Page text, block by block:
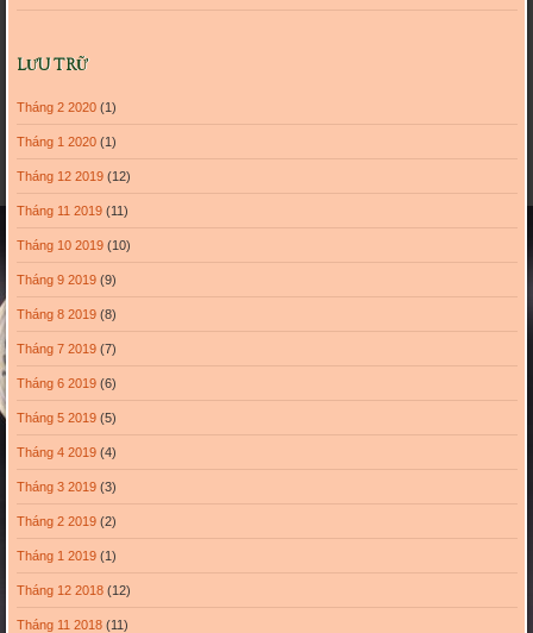
LƯU TRỮ
Tháng 2 2020(1)
Tháng 1 2020(1)
Tháng 12 2019(12)
Tháng 11 2019(11)
Tháng 10 2019(10)
Tháng 9 2019(9)
Tháng 8 2019(8)
Tháng 7 2019(7)
Tháng 6 2019(6)
Tháng 5 2019(5)
Tháng 4 2019(4)
Tháng 3 2019(3)
Tháng 2 2019(2)
Tháng 1 2019(1)
Tháng 12 2018(12)
Tháng 11 2018(11)